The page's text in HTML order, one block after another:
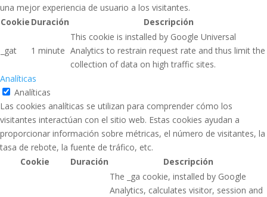
una mejor experiencia de usuario a los visitantes.
Cookie Duración Descripción
_gat 1 minute
This cookie is installed by Google Universal
Analytics to restrain request rate and thus limit the
collection of data on high traffic sites.
Analíticas
Analíticas
Las cookies analíticas se utilizan para comprender cómo los
visitantes interactúan con el sitio web. Estas cookies ayudan a
proporcionar información sobre métricas, el número de visitantes, la
tasa de rebote, la fuente de tráfico, etc.
Cookie
Duración Descripción
The _ga cookie, installed by Google
Analytics, calculates visitor, session and